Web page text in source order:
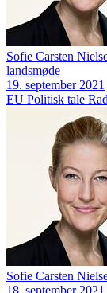
Sofie Carsten
landsmøde
19. september 2021
EU Politisk tale
Sofie Carsten
18. september 2021